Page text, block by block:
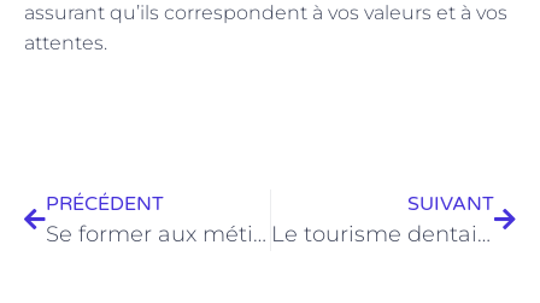
assurant qu’ils correspondent à vos valeurs et à vos
attentes.
PRÉCÉDENT
Se former aux métiers du juridique
SUIVANT
Le tourisme dentaire à Porto, une destination prisée par les Français pour sa douceur de vivre